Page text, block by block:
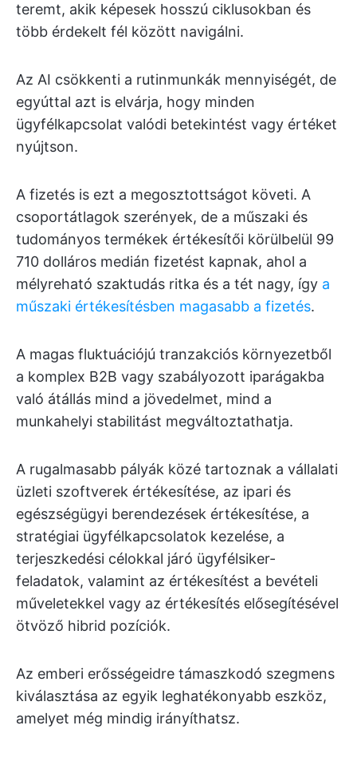
teremt, akik képesek hosszú ciklusokban és
több érdekelt fél között navigálni.
Az AI csökkenti a rutinmunkák mennyiségét, de
egyúttal azt is elvárja, hogy minden
ügyfélkapcsolat valódi betekintést vagy értéket
nyújtson.
A fizetés is ezt a megosztottságot követi. A
csoportátlagok szerények, de a műszaki és
tudományos termékek értékesítői körülbelül 99
710 dolláros medián fizetést kapnak, ahol a
mélyreható szaktudás ritka és a tét nagy, így a
műszaki értékesítésben magasabb a fizetés.
A magas fluktuációjú tranzakciós környezetből
a komplex B2B vagy szabályozott iparágakba
való átállás mind a jövedelmet, mind a
munkahelyi stabilitást megváltoztathatja.
A rugalmasabb pályák közé tartoznak a vállalati
üzleti szoftverek értékesítése, az ipari és
egészségügyi berendezések értékesítése, a
stratégiai ügyfélkapcsolatok kezelése, a
terjeszkedési célokkal járó ügyfélsiker-
feladatok, valamint az értékesítést a bevételi
műveletekkel vagy az értékesítés elősegítésével
ötvöző hibrid pozíciók.
Az emberi erősségeidre támaszkodó szegmens
kiválasztása az egyik leghatékonyabb eszköz,
amelyet még mindig irányíthatsz.